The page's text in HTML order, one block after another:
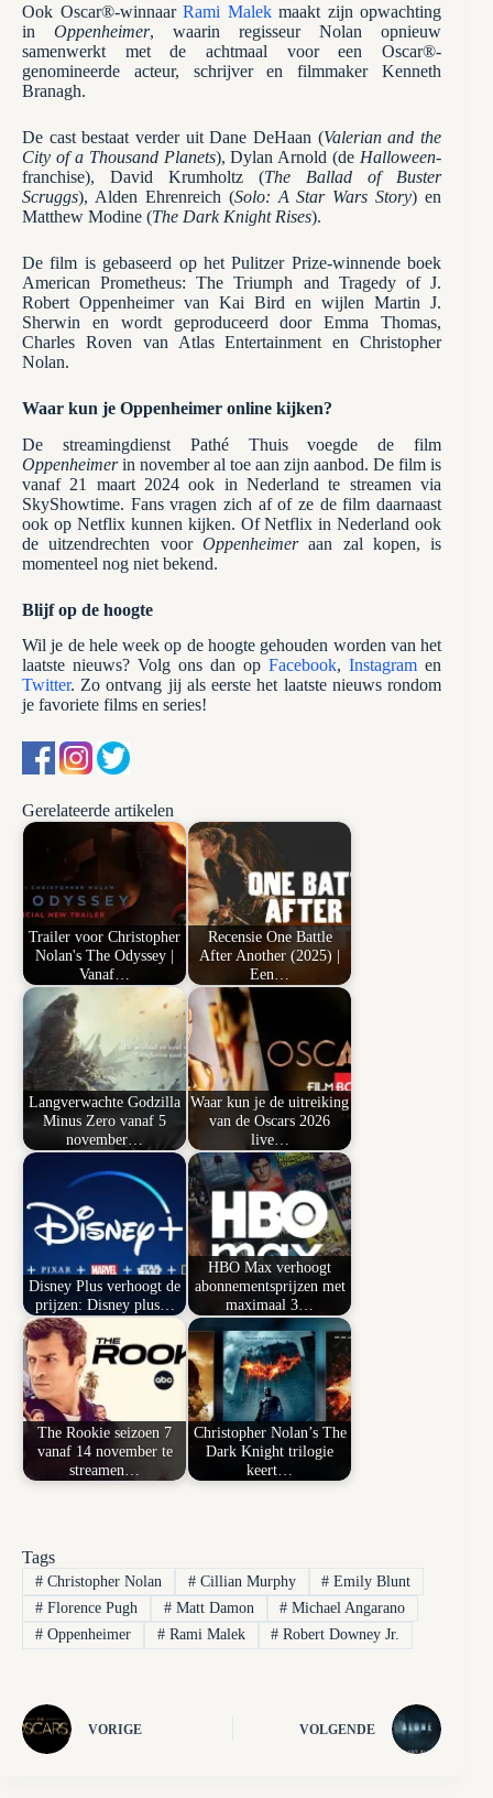
Ook Oscar®-winnaarRami Malekmaakt zijn opwachting
inOppenheimer, waarin regisseur Nolan opnieuw
samenwerkt met de achtmaal voor een Oscar®-
genomineerde acteur, schrijver en filmmaker Kenneth
Branagh.
De cast bestaat verder uit Dane DeHaan (Valerian and the
City of a Thousand Planets), Dylan Arnold (de Halloween-
franchise), David Krumholtz (The Ballad of Buster
Scruggs), Alden Ehrenreich (Solo: A Star Wars Story) en
Matthew Modine (The Dark Knight Rises).
De film is gebaseerd op het Pulitzer Prize-winnende boek
American Prometheus: The Triumph and Tragedy of J.
Robert Oppenheimer van Kai Bird en wijlen Martin J.
Sherwin en wordt geproduceerd door Emma Thomas,
Charles Roven van Atlas Entertainment en Christopher
Nolan.
Waar kun je Oppenheimer online kijken?
De streamingdienst Pathé Thuis voegde de film
Oppenheimerin november al toe aan zijn aanbod. De film is
vanaf 21 maart 2024 ook in Nederland te streamen via
SkyShowtime. Fans vragen zich af of ze de film daarnaast
ook op Netflix kunnen kijken. Of Netflix in Nederland ook
de uitzendrechten voor Oppenheimeraan zal kopen, is
momenteel nog niet bekend.
Blijf op de hoogte
Wil je de hele week op de hoogte gehouden worden van het
laatste nieuws? Volg ons dan opFacebook,Instagramen
Twitter. Zo ontvang jij als eerste het laatste nieuws rondom
je favoriete films en series!
Gerelateerde artikelen
Trailer voor Christopher
Nolan's The Odyssey |
Vanaf…
Recensie One Battle
After Another (2025) |
Een…
Langverwachte Godzilla
Minus Zero vanaf 5
november…
Waar kun je de uitreiking
van de Oscars 2026
live…
Disney Plus verhoogt de
prijzen: Disney plus…
HBO Max verhoogt
abonnementsprijzen met
maximaal 3…
The Rookie seizoen 7
vanaf 14 november te
streamen…
Christopher Nolan’s The
Dark Knight trilogie
keert…
Tags
#Christopher Nolan #Cillian Murphy # Emily Blunt
#Florence Pugh #Matt Damon # Michael Angarano
#Oppenheimer #Rami Malek # Robert Downey Jr.
VORIGE VOLGENDE